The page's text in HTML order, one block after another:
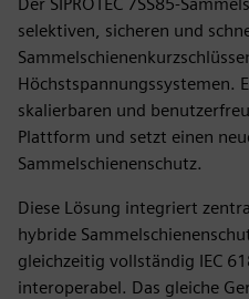
selektiven, sicheren und
Höchstspannungssystemen.
skalierbaren und
Plattform und setzt einen
Sammelschienenschutz.
Diese Lösung integriert
hybride
gleichzeitig vollständig IEC
interoperabel. Das gleiche